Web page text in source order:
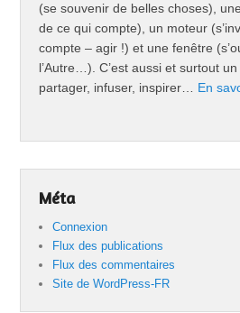
(se souvenir de belles choses),
de ce qui compte), un moteur
compte – agir !) et une fenêtre
l’Autre…). C’est aussi et surtout
partager, infuser, inspirer… En
Méta
Connexion
Flux des publications
Flux des commentaires
Site de WordPress-FR